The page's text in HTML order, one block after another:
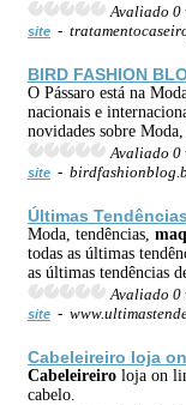
Avaliado 0
site -
BIRD FASHION
O Pássaro está na
nacionais e
novidades sobre
Avaliado 0
site -
Últimas Tendências
Moda, tendências,
todas as últimas
as últimas tendências
Avaliado 0
site -
Cabeleireiro loja
Cabeleireiro loja on
cabelo.